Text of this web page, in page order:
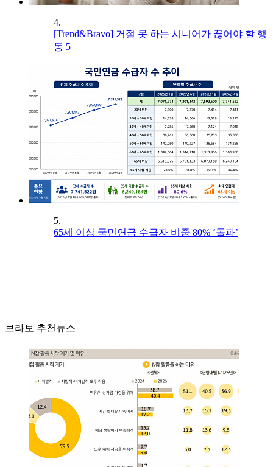
4.
[Trend&Bravo] 거절 못 하는 시니어가 끊어야 할 행
동 5
5.
65세 이상 국민연금 수급자 비중 80% ‘돌파’
브라보 추천뉴스